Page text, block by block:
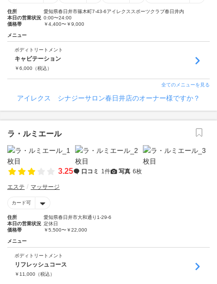
住所
愛知県春日井市篠木町7-43-6アイレクススポーツクラブ春日井内
本日の営業状況 0:00〜24:00
価格帯
￥4,400〜￥9,000
メニュー
ボディトリートメント
キャビテーション
￥6,000 （税込）
全てのメニューを見る
アイレクス シナジーサロン春日井店のオーナー様ですか？
ラ・ルミエール
3.25 口コミ 1件 写真 6枚
エステ マッサージ
カード可
住所
愛知県春日井市大和通り1-29-6
本日の営業状況 定休日
価格帯
￥5,500〜￥22,000
メニュー
ボディトリートメント
リフレッシュコース
￥ 11,000 （税込）